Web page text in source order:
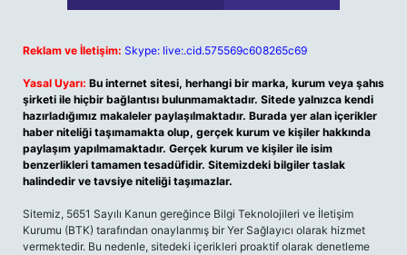
Reklam ve İletişim: Skype: live:.cid.575569c608265c69
Yasal Uyarı: Bu internet sitesi, herhangi bir marka, kurum veya şahıs
şirketi ile hiçbir bağlantısı bulunmamaktadır. Sitede yalnızca kendi
hazırladığımız makaleler paylaşılmaktadır. Burada yer alan içerikler
haber niteliği taşımamakta olup, gerçek kurum ve kişiler hakkında
paylaşım yapılmamaktadır. Gerçek kurum ve kişiler ile isim
benzerlikleri tamamen tesadüfidir. Sitemizdeki bilgiler taslak
halindedir ve tavsiye niteliği taşımazlar.
Sitemiz, 5651 Sayılı Kanun gereğince Bilgi Teknolojileri ve İletişim
Kurumu (BTK) tarafından onaylanmış bir Yer Sağlayıcı olarak hizmet
vermektedir. Bu nedenle, sitedeki içerikleri proaktif olarak denetleme